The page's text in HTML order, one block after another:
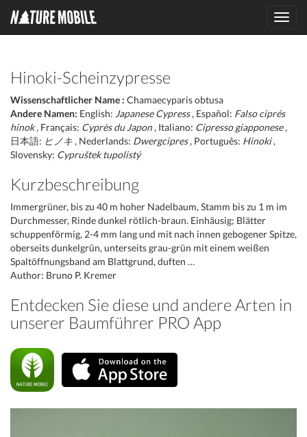
Hinoki-Scheinzypresse
Wissenschaftlicher Name : Chamaecyparis obtusa
Andere Namen: English: Japanese Cypress, Español: Falso ciprés
hinok, Français: Cyprès du Japon, Italiano: Cipresso giapponese,
日本語: ヒノキ , Nederlands: Dwergcipres, Português: Hinoki,
Slovensky: Cypruštek tupolistý
Kurzbeschreibung
Immergrüner, bis zu 40 m hoher Nadelbaum, Stamm bis zu 1 m im
Durchmesser, Rinde dunkel rötlich-braun. Einhäusig; Blätter
schuppenförmig, 2-4 mm lang und mit nach innen gebogener Spitze,
oberseits dunkelgrün, unterseits grau-grün mit einem weißen
Spaltöffnungsband am Blattgrund, duften …
Author: Bruno P. Kremer
Entdecken Sie diese und andere Arten in
unserer Baumführer PRO App